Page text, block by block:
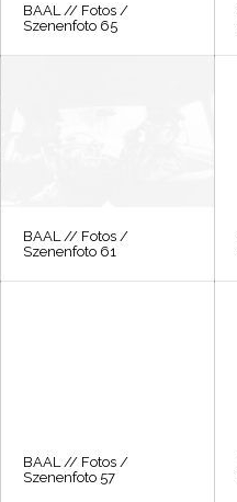
BAAL // Fotos /
Szenenfoto 65
BAAL // Fotos /
Szenenfoto 61
BAAL // Fotos /
Szenenfoto 57